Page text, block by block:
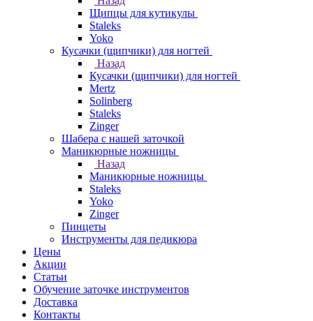
Щипцы для кутикулы
Staleks
Yoko
Кусачки (щипчики) для ногтей
Назад
Кусачки (щипчики) для ногтей
Mertz
Solinberg
Staleks
Zinger
Шабера с нашей заточкой
Маникюрные ножницы
Назад
Маникюрные ножницы
Staleks
Yoko
Zinger
Пинцеты
Инструменты для педикюра
Цены
Акции
Статьи
Обучение заточке инструментов
Доставка
Контакты